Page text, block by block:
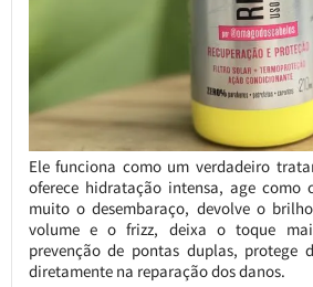
Ele funciona como um verdadeiro
oferece hidratação intensa, age como
muito o desembaraço, devolve o
volume e o frizz, deixa o toque
prevenção de pontas duplas, protege
diretamente na reparação dos danos.